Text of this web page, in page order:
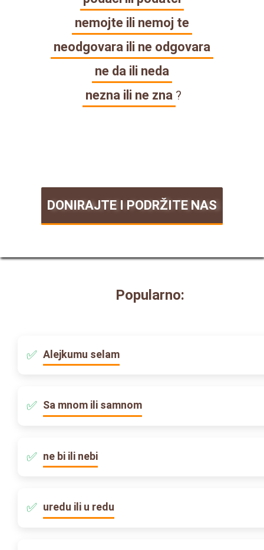
nemojte ili nemoj te
neodgovara ili ne odgovara
ne da ili neda
nezna ili ne zna ?
DONIRAJTE I PODRŽITE NAS
Popularno:
Alejkumu selam
Sa mnom ili samnom
ne bi ili nebi
uredu ili u redu